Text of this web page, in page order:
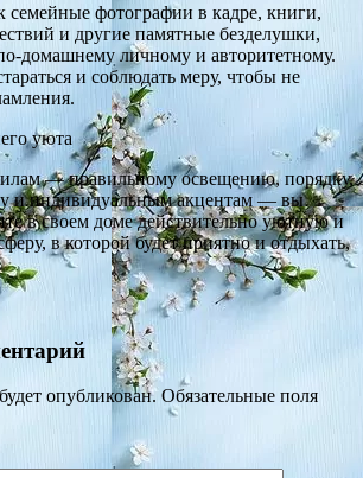
семейные фотографии в кадре, книги,
и другие памятные безделушки,
домашнему личному и авторитетному.
и соблюдать меру, чтобы не
— правильному освещению, порядку,
и индивидуальным акцентам — вы
в своем доме действительно уютную и
в которой будет приятно и отдыхать,
опубликован. Обязательные поля